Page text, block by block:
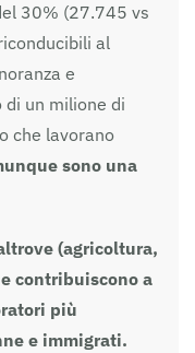
30% (27.745 vs
al
e
un milione di
che lavorano
sono una
(agricoltura,
contribuiscono a
più
e immigrati.